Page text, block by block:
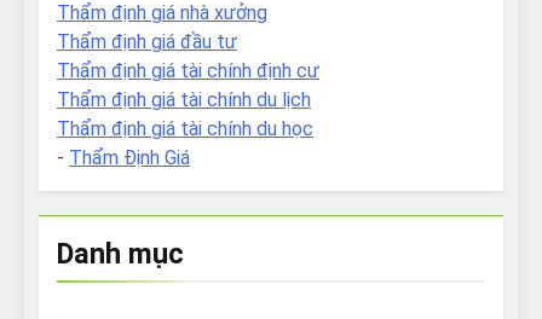
Thẩm định giá nhà xưởng
Thẩm định giá đầu tư
Thẩm định giá tài chính định cư
Thẩm định giá tài chính du lịch
Thẩm định giá tài chính du học
- Thẩm Định Giá
Danh mục